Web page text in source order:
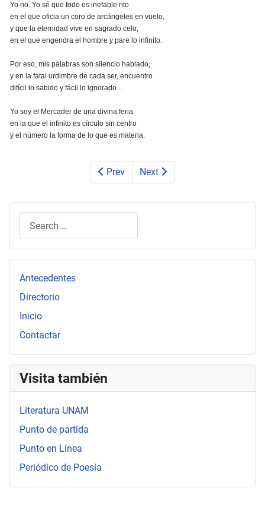
Yo no. Yo sé que todo es inefable rito
en el que oficia un coro de arcángeles en vuelo,
y que la eternidad vive en sagrado celo,
en el que engendra el hombre y pare lo infinito.
Por eso, mis palabras son silencio hablado,
y en la fatal urdimbre de cada ser, encuentro
difícil lo sabido y fácil lo ignorado…
Yo soy el Mercader de una divina feria
en la que el infinito es círculo sin centro
y el número la forma de lo que es materia.
Prev Next
Antecedentes
Directorio
Inicio
Contactar
Visita también
Literatura UNAM
Punto de partida
Punto en Línea
Periódico de Poesía